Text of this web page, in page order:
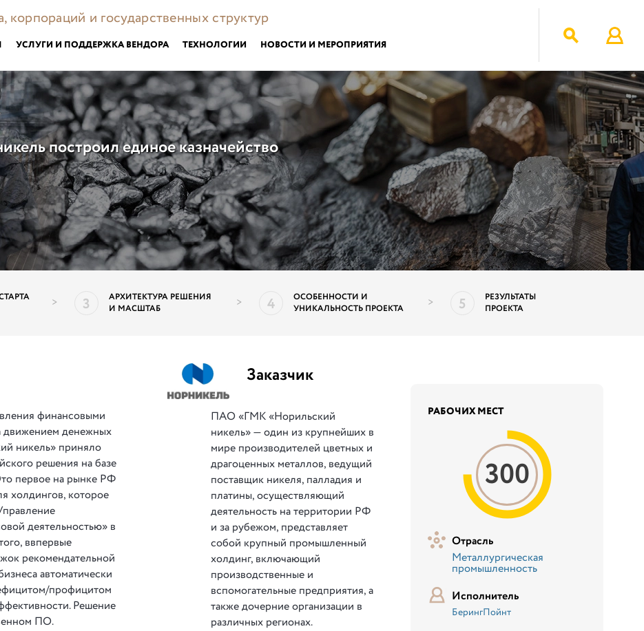
корпораций и государственных структур
УСЛУГИ И ПОДДЕРЖКА ВЕНДОРА ТЕХНОЛОГИИ НОВОСТИ И МЕРОПРИЯТИЯ
построил единое казначейство
> 3
АРХИТЕКТУРА РЕШЕНИЯ
И МАСШТАБ
> 4
ОСОБЕННОСТИ И
УНИКАЛЬНОСТЬ ПРОЕКТА
> 5
РЕЗУЛЬТАТЫ
ПРОЕКТА
финансовыми
движением денежных
никель» приняло
решения на базе
первое на рынке РФ
холдингов, которое
деятельностью» в
ввпервые
рекомендательной
автоматически
профицитом
Решение
ПО.
Заказчик
ПАО «ГМК «Норильский
никель» — один из крупнейших в
мире производителей цветных и
драгоценных металлов, ведущий
поставщик никеля, палладия и
платины, осуществляющий
деятельность на территории РФ
и за рубежом, представляет
собой крупный промышленный
холдинг, включающий
производственные и
вспомогательные предприятия, а
также дочерние организации в
различных регионах.
РАБОЧИХ МЕСТ
300
Отрасль
Металлургическая
промышленность
Исполнитель
БерингПойнт